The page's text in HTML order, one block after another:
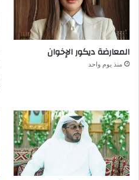
المعارضة ديكور الإخوان
منذ يوم واحد